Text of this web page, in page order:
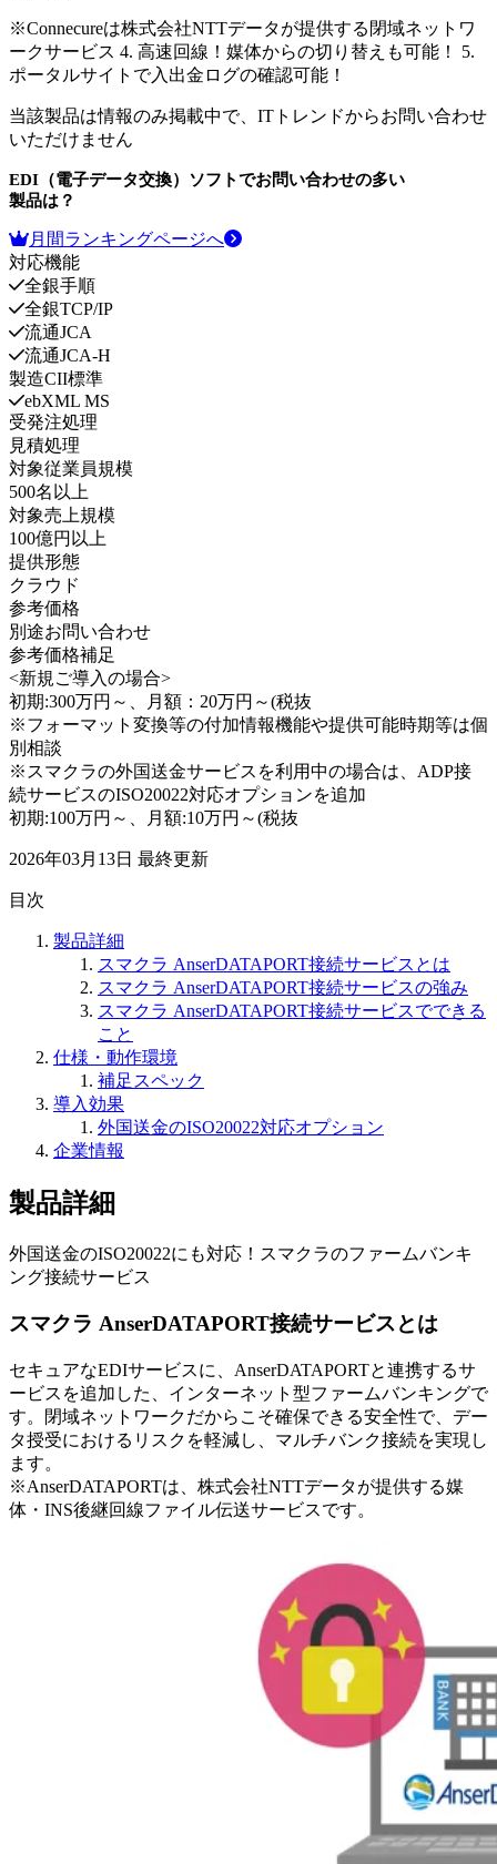
※Connecureは株式会社NTTデータが提供する閉域ネットワ
ークサービス 4. 高速回線！媒体からの切り替えも可能！ 5.
ポータルサイトで入出金ログの確認可能！
当該製品は情報のみ掲載中で、ITトレンドからお問い合わせ
いただけません
EDI（電子データ交換）ソフトでお問い合わせの多い
製品は？
月間ランキングページへ
対応機能
全銀手順
全銀TCP/IP
流通JCA
流通JCA-H
製造CII標準
ebXML MS
受発注処理
見積処理
対象従業員規模
500名以上
対象売上規模
100億円以上
提供形態
クラウド
参考価格
別途お問い合わせ
参考価格補足
<新規ご導入の場合>
初期:300万円～、月額：20万円～(税抜
※フォーマット変換等の付加情報機能や提供可能時期等は個
別相談
※スマクラの外国送金サービスを利用中の場合は、ADP接
続サービスのISO20022対応オプションを追加
初期:100万円～、月額:10万円～(税抜
2026年03月13日 最終更新
目次
製品詳細
スマクラ AnserDATAPORT接続サービスとは
スマクラ AnserDATAPORT接続サービスの強み
スマクラ AnserDATAPORT接続サービスでできる
こと
仕様・動作環境
補足スペック
導入効果
外国送金のISO20022対応オプション
企業情報
製品詳細
外国送金のISO20022にも対応！スマクラのファームバンキ
ング接続サービス
スマクラ AnserDATAPORT接続サービスとは
セキュアなEDIサービスに、AnserDATAPORTと連携するサ
ービスを追加した、インターネット型ファームバンキングで
す。閉域ネットワークだからこそ確保できる安全性で、デー
タ授受におけるリスクを軽減し、マルチバンク接続を実現し
ます。
※AnserDATAPORTは、株式会社NTTデータが提供する媒
体・INS後継回線ファイル伝送サービスです。